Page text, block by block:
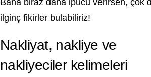
Bana biraz daha ipucu verirsen, çok
ilginç fikirler bulabiliriz!
Nakliyat, nakliye ve
nakliyeciler kelimeleri